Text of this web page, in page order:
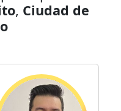
, Ciudad de